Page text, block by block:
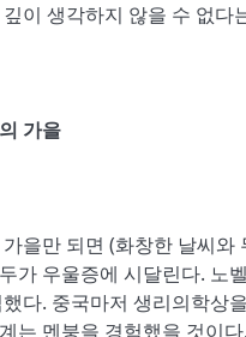
이 생각하지 않을 수 없다
가을
을만 되면 (화창한 날씨와
가 우울증에 시달린다. 노
다. 중국마저 생리의학상
는 멘붕을 경험했을 것이다.